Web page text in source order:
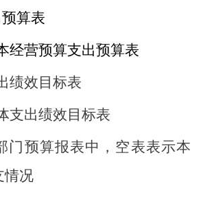
算表
经营预算支出预算表
绩效目标表
支出绩效目标表
门预算报表中，空表表示本
情况